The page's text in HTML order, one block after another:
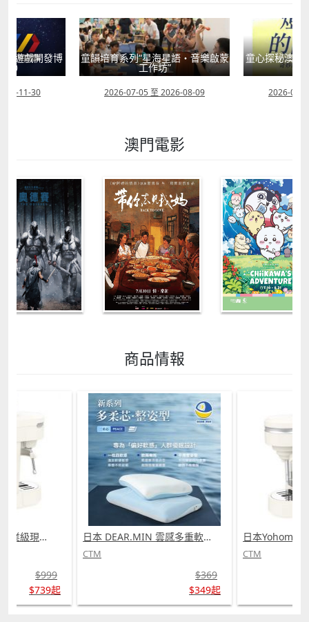
（遊戲開發博
節）
11-30
童韻培育系列“星海星語・音樂啟蒙
工作坊”
2026-07-05 至 2026-08-09
童心探秘澳門
2026-07-
澳門電影
商品情報
日本Yohome 迷你專業級現磨鮮萃奶泡3合1半自動家庭意式咖啡機 (需訂貨)
$999
$739起
日本 DEAR.MIN 雲感多重軟芯柔托緩壓Peace柔眠枕 (需訂貨)
CTM
$369
$349起
CTM